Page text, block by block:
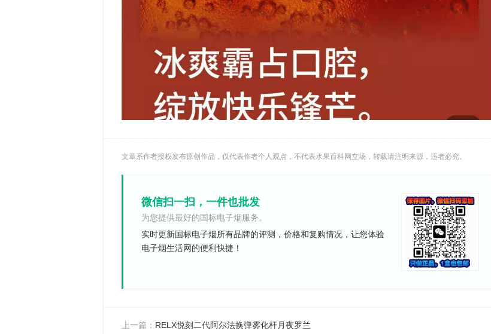
文章系作者授权发布原创作品，仅代表作者个人观点，不代表水果百科网立场，转载请注明来源，违者必究。
微信扫一扫，一件也批发
为您提供最好的国标电子烟服务。
实时更新国标电子烟所有品牌的评测，价格和复购情况，让您体验
电子烟生活网的便利快捷！
上一篇： RELX悦刻二代阿尔法换弹雾化杆月夜罗兰